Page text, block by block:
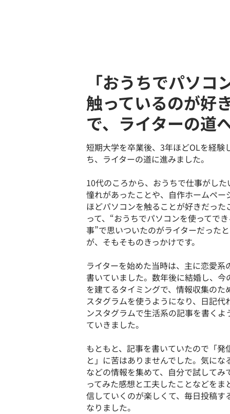
「おうちでパソコ
触っているのが好
で、ライターの道
短期大学を卒業後、3年ほどOLを経験
ち、ライターの道に進みました。
10代のころから、おうちで仕事がした
憧れがあったことや、自作ホームペー
ほどパソコンを触ることが好きだった
って、“おうちでパソコンを使ってで
事”で思いついたのがライターだった
が、そもそものきっかけです。
ライターを始めた当時は、主に恋愛系
書いていました。数年後に結婚し、今
を建てるタイミングで、情報収集のた
スタグラムを使うようになり、日記代
ンスタグラムで生活系の記事を書くよ
ていきました。
もともと、記事を書いていたので「発
と」に苦はありませんでした。気にな
などの情報を集めて、自分で試してみ
ってみた感想と工夫したことなどをま
信していくのが楽しくて、毎日投稿す
なりました。